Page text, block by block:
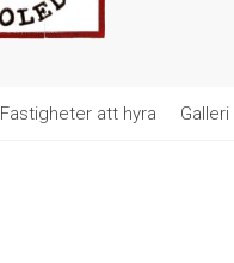
Fastigheter att hyra Galleri